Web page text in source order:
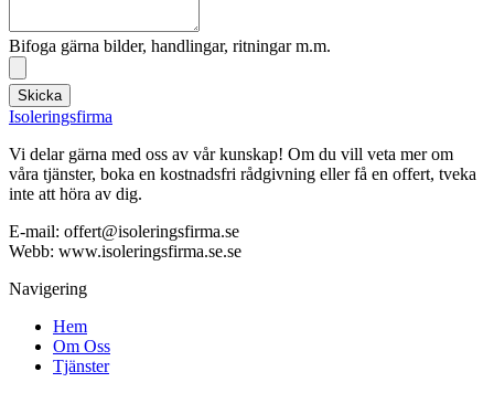
Bifoga gärna bilder, handlingar, ritningar m.m.
Skicka
Isoleringsfirma
Vi delar gärna med oss av vår kunskap! Om du vill veta mer om
våra tjänster, boka en kostnadsfri rådgivning eller få en offert, tveka
inte att höra av dig.
E-mail: offert@isoleringsfirma.se
Webb: www.isoleringsfirma.se.se
Navigering
Hem
Om Oss
Tjänster